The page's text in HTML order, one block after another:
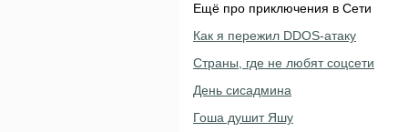
Ещё про приключения в Сети
Как я пережил DDOS-атаку
Страны, где не любят соцсети
День сисадмина
Гоша душит Яшу